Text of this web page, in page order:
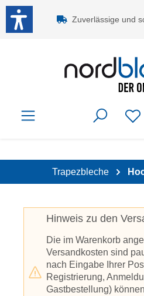
Zum Hauptinhalt springen
Zuverlässige und
Trapezbleche
Hinweis zu den
Die im Warenkorb
Versandkosten sind
nach Eingabe Ihrer
Registrierung,
Gastbestellung)